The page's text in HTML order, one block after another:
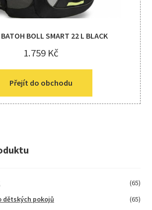
BOLL SMART 22 L BLACK
1.759 Kč
Přejít do obchodu
(65)
dětských pokojů
(65)